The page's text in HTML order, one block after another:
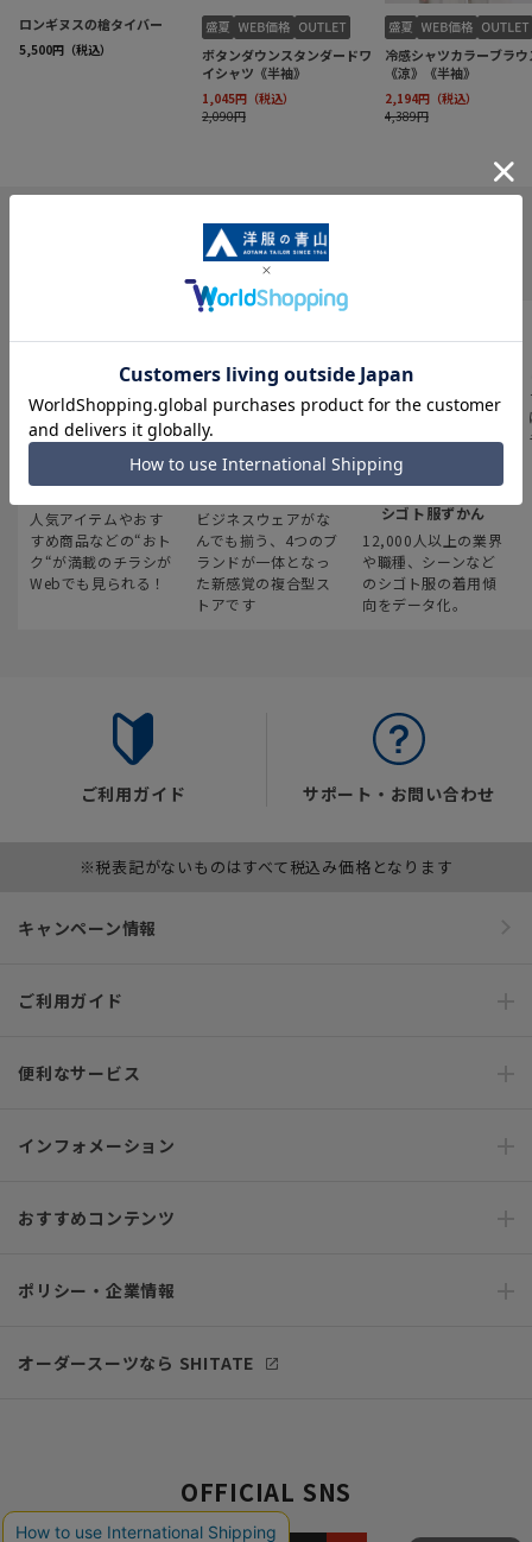
INFORMATION
最新のお買い得情報
人気アイテムやおす
すめ商品などの“おト
ク“が満載のチラシが
Webでも見られる！
スーツスクエア
ビジネスウェアがな
んでも揃う、4つのブ
ランドが一体となっ
た新感覚の複合型ス
トアです
みんなの
シゴト服ずかん
12,000人以上の業界
や職種、シーンなど
のシゴト服の着用傾
向をデータ化。
ご利用ガイド サポート・お問い合わせ
※税表記がないものはすべて税込み価格となります
キャンペーン情報
ご利用ガイド
便利なサービス
インフォメーション
おすすめコンテンツ
ポリシー・企業情報
オーダースーツなら SHITATE
OFFICIAL SNS